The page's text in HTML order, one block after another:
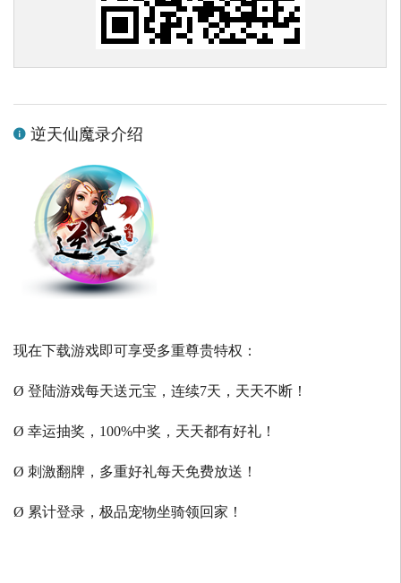
逆天仙魔录介绍
现在下载游戏即可享受多重尊贵特权：
Ø 登陆游戏每天送元宝，连续7天，天天不断！
Ø 幸运抽奖，100%中奖，天天都有好礼！
Ø 刺激翻牌，多重好礼每天免费放送！
Ø 累计登录，极品宠物坐骑领回家！